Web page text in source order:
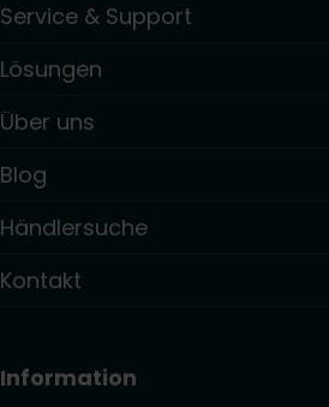
Service & Support
Lösungen
Über uns
Blog
Händlersuche
Kontakt
Information